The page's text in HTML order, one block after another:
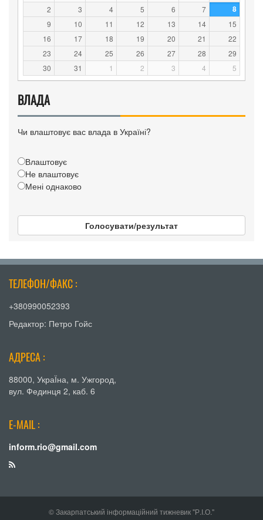
2
3 4 5 6 7 8
9 10 11 12 13 14
15
16
17 18 19 20 21
22
23
24 25 26 27 28
29
30
31 1 2 3 4 5
ВЛАДА
Чи влаштовує вас влада в Україні?
Влаштовує
Не влаштовує
Мені однаково
Голосувати/результат
ТЕЛЕФОН/ФАКС :
+380990052393
Редактор: Петро Гойс
АДРЕСА :
88000, УкраЇна, м. Ужгород,
вул. Фединця 2, каб. 6
E-MAIL :
inform.rio@gmail.com
© Закарпатський інформаційний тижневик "Р.І.О."